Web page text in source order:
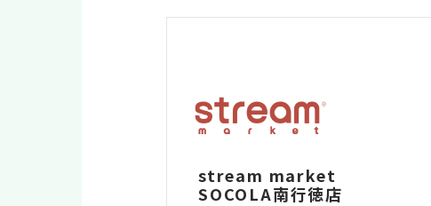
stream market
SOCOLA南行徳店